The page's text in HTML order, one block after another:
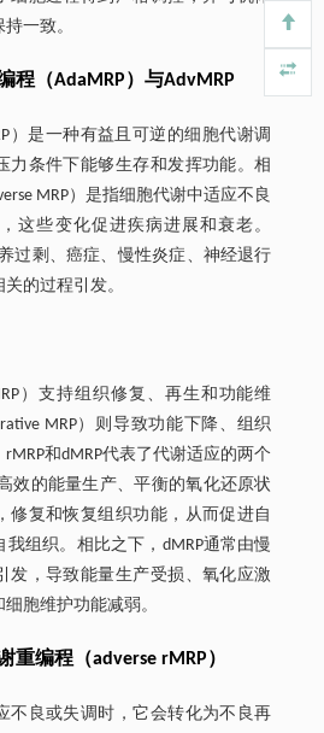
一致。
程（AdaMRP）与AdvMRP
）是一种有益且可逆的细胞代谢调
力条件下能够生存和发挥功能。相
MRP）是指细胞代谢中适应不良
这些变化促进疾病进展和衰老。
过剩、癌症、慢性炎症、神经退行
的过程引发。
）支持组织修复、再生和功能维
MRP）则导致功能下降、组织
和dMRP代表了代谢适应的两个
效的能量生产、平衡的氧化还原状
修复和恢复组织功能，从而促进自
组织。相比之下，dMRP通常由慢
发，导致能量生产受损、氧化应激
胞维护功能减弱。
重编程（adverse rMRP）
不良或失调时，它会转化为不良再